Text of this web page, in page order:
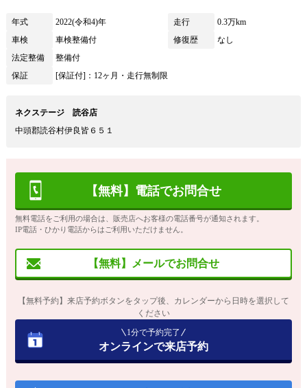
年式 2022(令和4)年 走行
0.3万km
車検
車検整備付 修復歴
なし
法定整備
整備付
保証
[保証付]：12ヶ月・走行無制限
ネクステージ 読谷店
中頭郡読谷村伊良皆６５１
【無料】電話でお問合せ
無料電話をご利用の場合は、販売店へお客様の電話番号が通知されます。
IP電話・ひかり電話からはご利用いただけません。
【無料】メールでお問合せ
【無料予約】来店予約ボタンをタップ後、カレンダーから日時を選択して
ください
1分で予約完了
オンラインで来店予約